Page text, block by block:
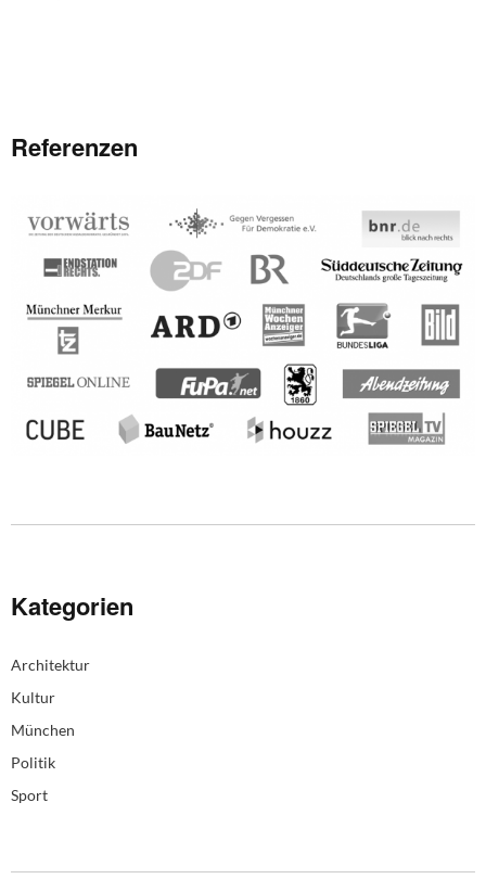
Referenzen
Kategorien
Architektur
Kultur
München
Politik
Sport